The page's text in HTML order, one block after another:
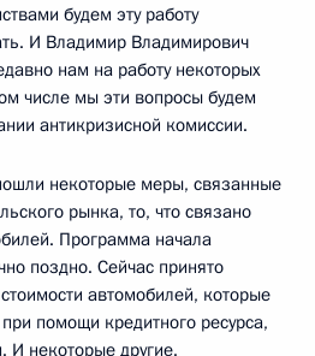
будем эту работу
И Владимир Владимирович
нам на работу некоторых
числе мы эти вопросы будем
антикризисной комиссии.
некоторые меры, связанные
рынка, то, что связано
Программа начала
поздно. Сейчас принято
автомобилей, которые
помощи кредитного ресурса,
И некоторые другие.